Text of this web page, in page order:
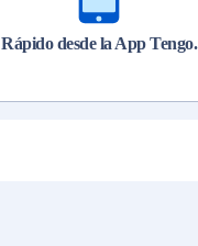
Rápido desde la App Tengo.